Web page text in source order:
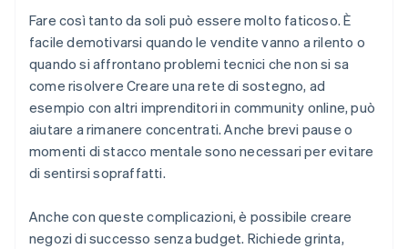
Fare così tanto da soli può essere molto faticoso. È
facile demotivarsi quando le vendite vanno a rilento o
quando si affrontano problemi tecnici che non si sa
come risolvere Creare una rete di sostegno, ad
esempio con altri imprenditori in community online, può
aiutare a rimanere concentrati. Anche brevi pause o
momenti di stacco mentale sono necessari per evitare
di sentirsi sopraffatti.
Anche con queste complicazioni, è possibile creare
negozi di successo senza budget. Richiede grinta,